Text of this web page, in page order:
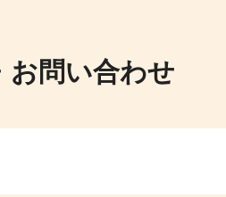
お問い合わせ